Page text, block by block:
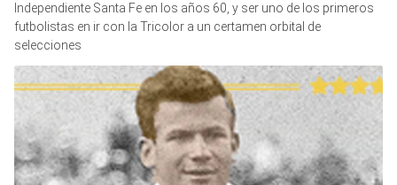
Independiente Santa Fe en los años 60, y ser uno de los primeros
futbolistas en ir con la Tricolor a un certamen orbital de
selecciones